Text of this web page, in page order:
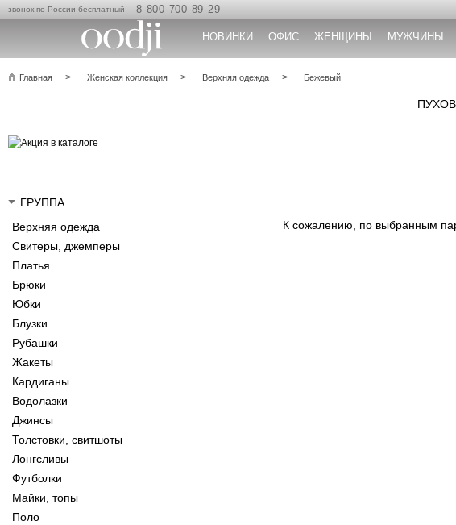
звонок по России бесплатный 8-800-700-89-29
НОВИНКИ ОФИС ЖЕНЩИНЫ МУЖЧИНЫ
Главная Женская коллекция Верхняя одежда Бежевый
ГРУППА
Верхняя одежда
Свитеры, джемперы
Платья
Брюки
Юбки
Блузки
Рубашки
Жакеты
Кардиганы
Водолазки
Джинсы
Толстовки, свитшоты
Лонгсливы
Футболки
Майки, топы
Поло
К сожалению, по выбранным